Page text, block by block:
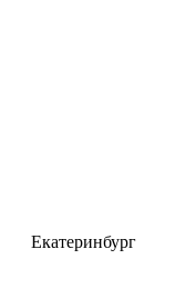
Екатеринбург